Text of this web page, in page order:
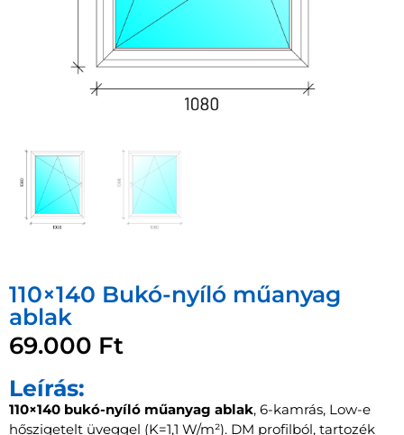
110×140 Bukó-nyíló műanyag
ablak
69.000 Ft
Leírás:
110×140 bukó-nyíló műanyag ablak, 6-kamrás, Low-e
hőszigetelt üveggel (K=1,1 W/m²). DM profilból, tartozék